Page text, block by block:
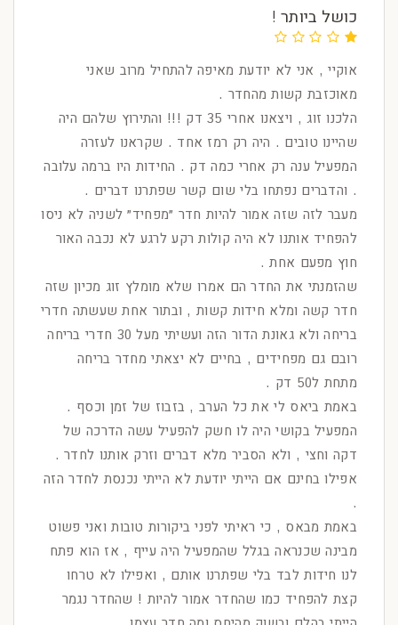
כושל ביותר !
אוקיי , אני לא יודעת מאיפה להתחיל מרוב שאני
מאוכזבת קשות מהחדר .
הלכנו זוג , ויצאנו אחרי 35 דק !!! והתירוץ שלהם היה
שהיינו טובים . היה רק רמז אחד . שקראנו לעזרה
המפעיל ענה רק אחרי כמה דק . החידות היו ברמה עלובה
. והדברים נפתחו בלי שום קשר שפתרנו דברים .
מעבר לזה שזה אמור להיות חדר ״מפחיד״ לשניה לא ניסו
להפחיד אותנו לא היה קולות רקע לרגע לא נכבה האור
חוץ מפעם אחת .
שהזמנתי את החדר הם אמרו שלא מומלץ זוג מכיון שזה
חדר קשה ומלא חידות קשות , ובתור אחת שעשתה חדרי
בריחה ולא גאונת הדור הזה ועשיתי מעל 30 חדרי בריחה
רובם גם מפחידים , בחיים לא יצאתי מחדר בריחה
מתחת ל50 דק .
באמת ביאס לי את כל הערב , בזבוז של זמן וכסף .
המפעיל בקושי היה לו חשק להפעיל עשה הדרכה של
דקה וחצי , ולא הסביר מלא דברים וזרק אותנו לחדר .
אפילו בחינם אם הייתי יודעת לא הייתי נכנסת לחדר הזה
.
באמת מבאס , כי ראיתי לפני ביקורות טובות ואני פשוט
מבינה שכנראה בגלל שהמפעיל היה עייף , אז הוא פתח
לנו חידות לבד בלי שפתרנו אותם , ואפילו לא טרחו
קצת להפחיד כמו שהחדר אמור להיות ! שהחדר נגמר